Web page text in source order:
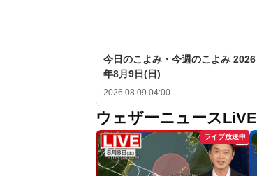
今日のこよみ・今週のこよみ 2026
年8月9日(日)
2026.08.09 04:00
ウェザーニュースLiVE
ライブ放送中